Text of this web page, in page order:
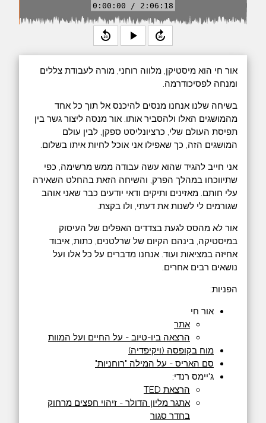
0:00:00 / 2:06:18
replay_30 play_arrow forward_30
אור חי הוא מיסטיקן, מלווה רוחני, מורה לעבודת צללים
ומנחה לפסיכודרמה.
בשיחה שלנו אנחנו מנסים להיכנס אל תוך כל אחד
מהמושגים האלו ולהסביר אותו. אור מנסה ליצור גשר בין
תפיסת העולם שלי, כרציונליסט ספקן, לבין עולם
המושגים הזה, כך שאפילו אני אוכל לחיות איתו בשלום.
אני חייב להגיד שהוא עשה עבודה ממש מרשימה, כפי
שתיווכחו במהלך הפרק, והשיחה הזאת בהחלט השאירה
עלי חותם. מאזינים ותיקים ודאי יודעים כבר שאני אוהב
שגורמים לי לשנות את דעתי, ולו בקצת.
אור לא מהסס לגעת בצדדים האפלים של העיסוק
במיסטיקה, בינהם הקיום של שרלטנים, כתות, איבוד
אחיזה במציאות ועוד. אנחנו מדברים על כל אלו ועל
נושאים רבים אחרים.
הפניות:
אור חי
אתר
הרצאה ביו-טיוב - על החיים ועל המוות
מוח בקופסה (ויקיפדיה)
סם האריס - על המילה "רוחניות"
ג'יימס רנדי:
הרצאת TED
אתגר מליון הדולר - זיהוי חפצים מרחוק
בחדר סגור